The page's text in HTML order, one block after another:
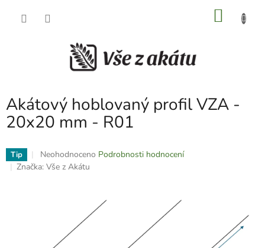
Akátový hoblovaný profil VZA -
20x20 mm - R01
Tip
Průměrné
hodnocení
hvězdiček.
Neohodnoceno Podrobnosti hodnocení
Značka: Vše z Akátu